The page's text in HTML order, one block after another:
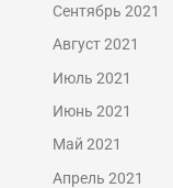
Сентябрь 2021
Август 2021
Июль 2021
Июнь 2021
Май 2021
Апрель 2021